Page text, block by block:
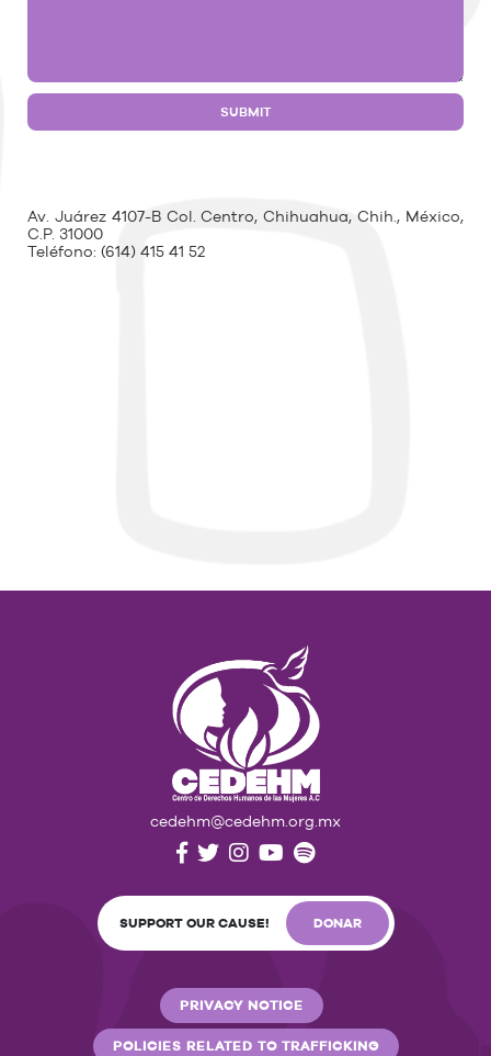
Av. Juárez 4107-B Col. Centro, Chihuahua, Chih., México,
C.P. 31000
Teléfono: (614) 415 41 52
cedehm@cedehm.org.mx
SUPPORT OUR CAUSE! DONAR
PRIVACY NOTICE
POLICIES RELATED TO TRAFFICKING